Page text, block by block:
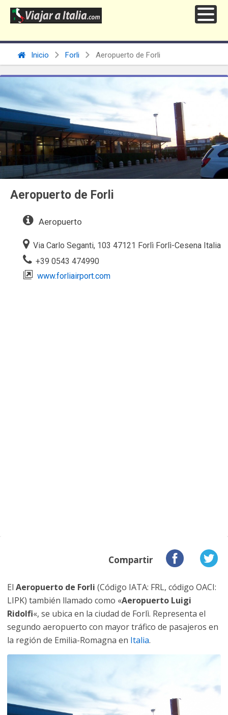
Inicio Forli Aeropuerto de Forli
Aeropuerto de Forli
Aeropuerto
Via Carlo Seganti, 103 47121 Forlì Forlì-Cesena Italia
+39 0543 474990
www.forliairport.com
Compartir
El Aeropuerto de Forli (Código IATA: FRL, código OACI:
LIPK) también llamado como «Aeropuerto Luigi
Ridolfi«, se ubica en la ciudad de Forlì. Representa el
segundo aeropuerto con mayor tráfico de pasajeros en
la región de Emilia-Romagna en Italia.